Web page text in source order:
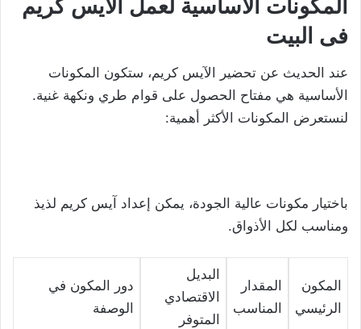
المكونات الأساسية لعمل الآيس كريم
فى البيت
عند الحديث عن تحضير الآيس كريم، ستكون المكونات
الأساسية هي مفتاح الحصول على قوام طري ونكهة غنية.
لنستعرض المكونات الأكثر أهمية:
باختيار مكونات عالية الجودة، يمكن إعداد آيس كريم لذيذ
ومناسب لكل الأذواق.
المكون
الرئيسي
المقدار
المناسب
البديل
الاقتصادي
المتوفر
دور المكون في
الوصفة